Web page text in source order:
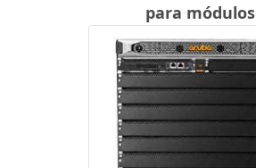
para módulos